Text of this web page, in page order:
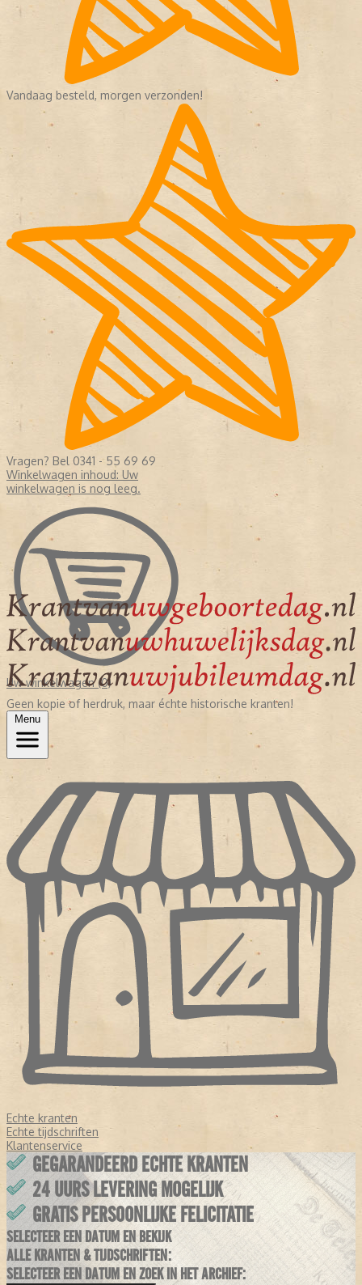
Vandaag besteld, morgen verzonden!
Vragen? Bel 0341 - 55 69 69
Winkelwagen inhoud: Uw
winkelwagen is nog leeg.
Uw winkelwagen (0)
Geen kopie of herdruk, maar échte historische kranten!
Menu
Echte kranten
Echte tijdschriften
Klantenservice
GEGARANDEERD ECHTE KRANTEN
24 UURS LEVERING MOGELIJK
GRATIS PERSOONLIJKE FELICITATIE
SELECTEER EEN DATUM EN BEKIJK
ALLE KRANTEN & TIJDSCHRIFTEN:
SELECTEER EEN DATUM EN ZOEK IN HET ARCHIEF: